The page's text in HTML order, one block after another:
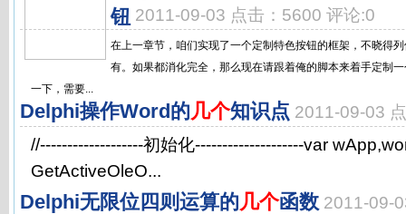
钮 2011-09-03 点击：5600 评论:0
在上一章节，咱们实现了一个定制特色按钮的框架，不晓得
有。如果都消化完全，那么现在请跟着俺的脚本来着手定制
一下，需要...
Delphi操作Word的几个知识点 2011-09-03
//-------------------初始化--------------------var
GetActiveOleO...
Delphi无限位四则运算的几个函数 2011-09-